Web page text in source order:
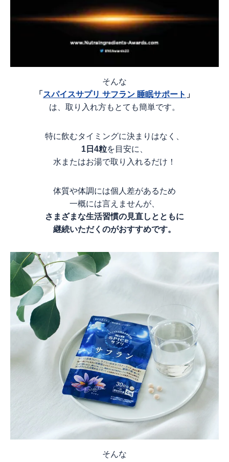
そんな
「 スパイスサプリ サフラン 睡眠サポート 」
は、取り入れ方もとても簡単です。
特に飲むタイミングに決まりはなく、
1日4粒を目安に、
水またはお湯で取り入れるだけ！
体質や体調には個人差があるため
一概には言えませんが、
さまざまな生活習慣の見直しとともに
継続いただくのがおすすめです。
そんな